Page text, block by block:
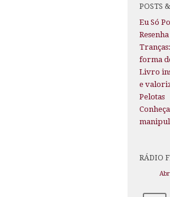
POSTS
Eu Só
forma
Livro
e
Pelotas
RÁDIO